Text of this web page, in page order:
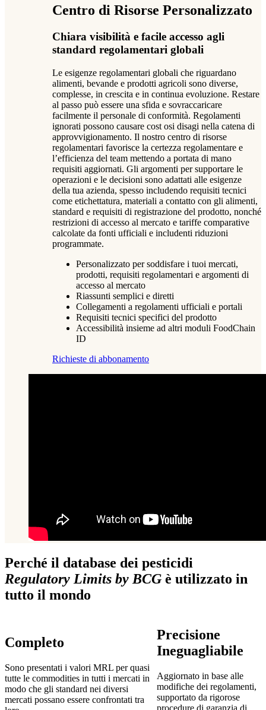
Centro di Risorse Personalizzato
Chiara visibilità e facile accesso agli
standard regolamentari globali
Le esigenze regolamentari globali che riguardano
alimenti, bevande e prodotti agricoli sono diverse,
complesse, in crescita e in continua evoluzione. Restare
al passo può essere una sfida e sovraccaricare
facilmente il personale di conformità. Regolamenti
ignorati possono causare cost osi disagi nella catena di
approvvigionamento. Il nostro centro di risorse
regolamentari favorisce la certezza regolamentare e
l’efficienza del team mettendo a portata di mano
requisiti aggiornati. Gli argomenti per supportare le
operazioni e le decisioni sono adattati alle esigenze
della tua azienda, spesso includendo requisiti tecnici
come etichettatura, materiali a contatto con gli alimenti,
standard e requisiti di registrazione del prodotto, nonché
restrizioni di accesso al mercato e tariffe comparative
calcolate da fonti ufficiali e includenti riduzioni
programmate.
Personalizzato per soddisfare i tuoi mercati,
prodotti, requisiti regolamentari e argomenti di
accesso al mercato
Riassunti semplici e diretti
Collegamenti a regolamenti ufficiali e portali
Requisiti tecnici specifici del prodotto
Accessibilità insieme ad altri moduli FoodChain
ID
Richieste di abbonamento
Perché il database dei pesticidi
Regulatory Limits by BCG è utilizzato in
tutto il mondo
Completo
Sono presentati i valori MRL per quasi
tutte le commodities in tutti i mercati in
modo che gli standard nei diversi
mercati possano essere confrontati tra
Precisione
Ineguagliabile
Aggiornato in base alle
modifiche dei regolamenti,
supportato da rigorose
procedure di garanzia di